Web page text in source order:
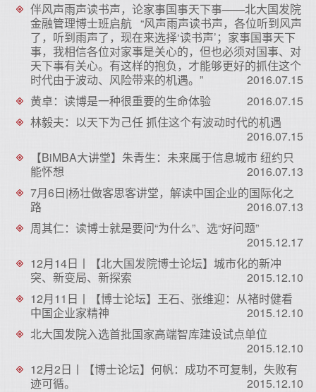
伴风声雨声读书声，论家事国事天下事——北大国发院
金融管理博士班启航 “风声雨声读书声，各位听到风声
了，听到雨声了，现在来选择‘读书声’；家事国事天下
事，我相信各位对家事是关心的，但也必须对国事、对
天下事有关心。有这样的抱负，才能够更好的抓住这个
时代由于波动、风险带来的机遇。”
2016.07.15
黄卓：读博是一种很重要的生命体验
2016.07.15
林毅夫：以天下为己任 抓住这个有波动时代的机遇
2016.07.15
【BiMBA大讲堂】朱青生：未来属于信息城市 纽约只
能怀想
2016.07.13
7月6日|杨壮做客思客讲堂，解读中国企业的国际化之
路
2016.07.13
周其仁：读博士就是要问“为什么”、选“好问题”
2015.12.17
12月14日丨【北大国发院博士论坛】城市化的新冲
突、新变局、新探索
2015.12.10
12月11日丨【博士论坛】王石、张维迎：从褚时健看
中国企业家精神
2015.12.10
北大国发院入选首批国家高端智库建设试点单位
2015.12.10
12月2日丨【博士论坛】何帆：成功不可复制，失败有
迹可循。
2015.12.10